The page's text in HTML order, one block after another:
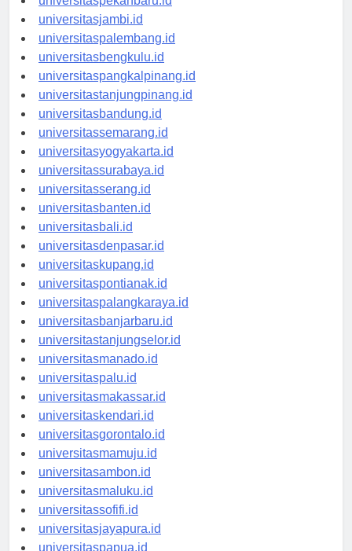
universitaspekanbaru.id
universitasjambi.id
universitaspalembang.id
universitasbengkulu.id
universitaspangkalpinang.id
universitastanjungpinang.id
universitasbandung.id
universitassemarang.id
universitasyogyakarta.id
universitassurabaya.id
universitasserang.id
universitasbanten.id
universitasbali.id
universitasdenpasar.id
universitaskupang.id
universitaspontianak.id
universitaspalangkaraya.id
universitasbanjarbaru.id
universitastanjungselor.id
universitasmanado.id
universitaspalu.id
universitasmakassar.id
universitaskendari.id
universitasgorontalo.id
universitasmamuju.id
universitasambon.id
universitasmaluku.id
universitassofifi.id
universitasjayapura.id